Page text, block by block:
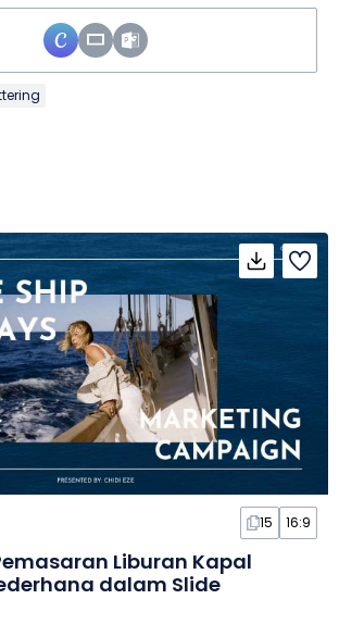
15 16:9
Liburan Kapal
dalam Slide